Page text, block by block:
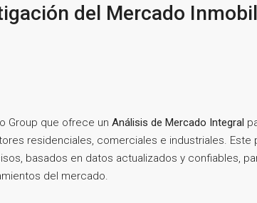
del Mercado
Group que ofrece un Análisis de Mercado Integral
residenciales, comerciales e industriales. Este
basados en datos actualizados y confiables,
del mercado.